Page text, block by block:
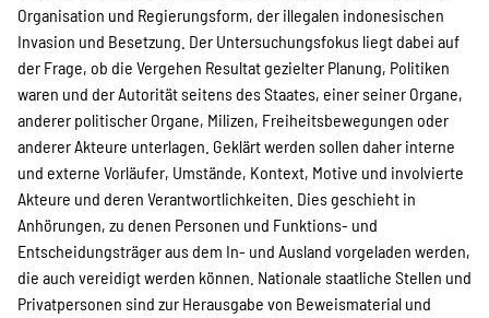
Organisation und Regierungsform, der illegalen indonesischen
Invasion und Besetzung. Der Untersuchungsfokus liegt dabei auf
der Frage, ob die Vergehen Resultat gezielter Planung, Politiken
waren und der Autorität seitens des Staates, einer seiner Organe,
anderer politischer Organe, Milizen, Freiheitsbewegungen oder
anderer Akteure unterlagen. Geklärt werden sollen daher interne
und externe Vorläufer, Umstände, Kontext, Motive und involvierte
Akteure und deren Verantwortlichkeiten. Dies geschieht in
Anhörungen, zu denen Personen und Funktions- und
Entscheidungsträger aus dem In- und Ausland vorgeladen werden,
die auch vereidigt werden können. Nationale staatliche Stellen und
Privatpersonen sind zur Herausgabe von Beweismaterial und